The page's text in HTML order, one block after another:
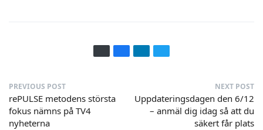
PREVIOUS POST
rePULSE metodens största
fokus nämns på TV4
nyheterna
NEXT POST
Uppdateringsdagen den 6/12
– anmäl dig idag så att du
säkert får plats